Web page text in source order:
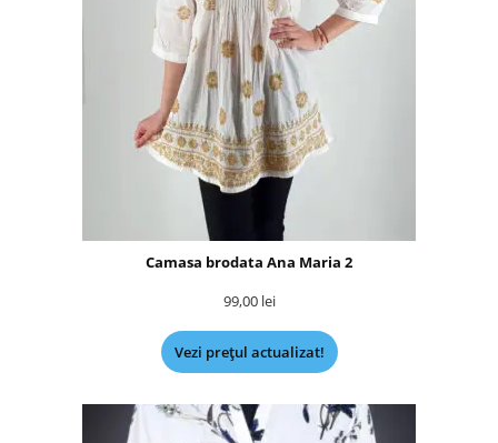
Camasa brodata Ana Maria 2
99,00 lei
Vezi prețul actualizat!